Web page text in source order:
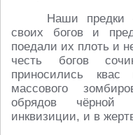
Наши предки
своих богов и
поедали их плоть и
честь богов
приносились
массового
обрядов чёрной
инквизиции, и в